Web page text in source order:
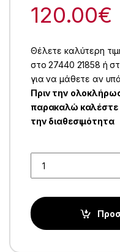
120.00€
Θέλετε καλύτερη
στο 27440 21858 ή
για να μάθετε αν
Πριν την
παρακαλώ καλέστε
την διαθεσιμότητα